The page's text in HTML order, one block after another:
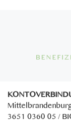
3651 0360 05 /